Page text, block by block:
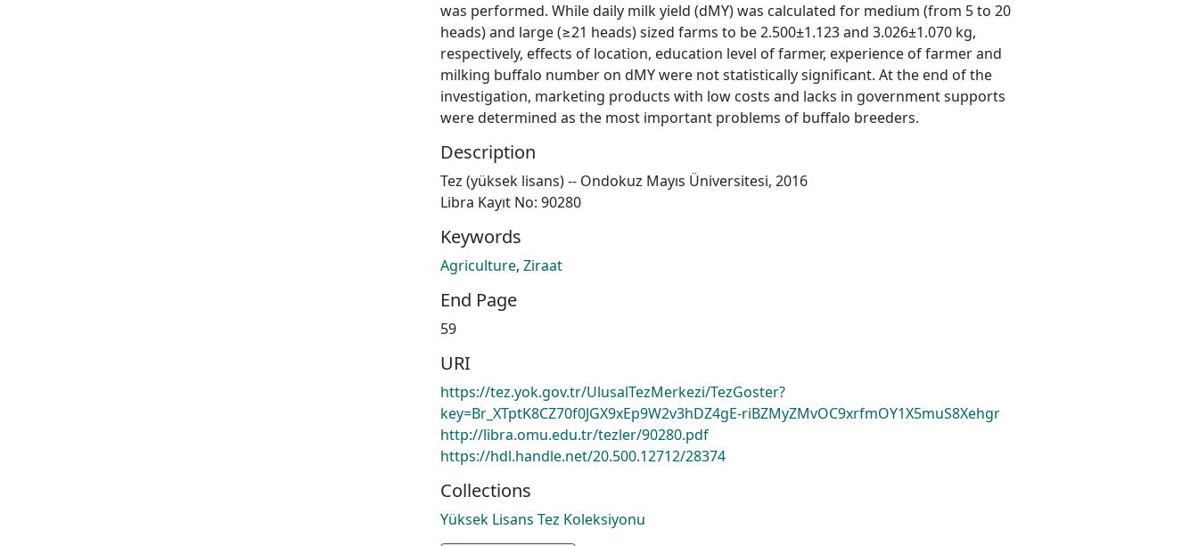
was performed. While daily milk yield (dMY) was calculated for medium (from 5 to 20
heads) and large (≥21 heads) sized farms to be 2.500±1.123 and 3.026±1.070 kg,
respectively, effects of location, education level of farmer, experience of farmer and
milking buffalo number on dMY were not statistically significant. At the end of the
investigation, marketing products with low costs and lacks in government supports
were determined as the most important problems of buffalo breeders.
Description
Tez (yüksek lisans) -- Ondokuz Mayıs Üniversitesi, 2016
Libra Kayıt No: 90280
Keywords
Agriculture, Ziraat
End Page
59
URI
https://tez.yok.gov.tr/UlusalTezMerkezi/TezGoster?
key=Br_XTptK8CZ70f0JGX9xEp9W2v3hDZ4gE-riBZMyZMvOC9xrfmOY1X5muS8Xehgr
http://libra.omu.edu.tr/tezler/90280.pdf
https://hdl.handle.net/20.500.12712/28374
Collections
Yüksek Lisans Tez Koleksiyonu